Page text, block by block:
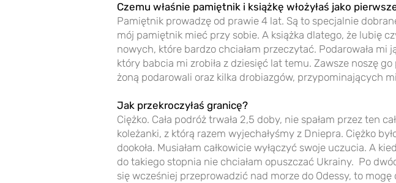
Czemu właśnie pamiętnik i książkę włożyłaś jako
Pamiętnik prowadzę od prawie 4 lat. Są to specjalnie
mój pamiętnik mieć przy sobie. A książka dlatego, że lubię
nowych, które bardzo chciałam przeczytać. Podarowała mi
który babcia mi zrobiła z dziesięć lat temu. Zawsze noszę
żoną podarowali oraz kilka drobiazgów, przypominających
Jak przekroczyłaś granicę?
Ciężko. Cała podróż trwała 2,5 doby, nie spałam przez ten
koleżanki, z którą razem wyjechałyśmy z Dniepra. Ciężko
dookoła. Musiałam całkowicie wyłączyć swoje uczucia. A
do takiego stopnia nie chciałam opuszczać Ukrainy. Po
się wcześniej przeprowadzić nad morze do Odessy, to